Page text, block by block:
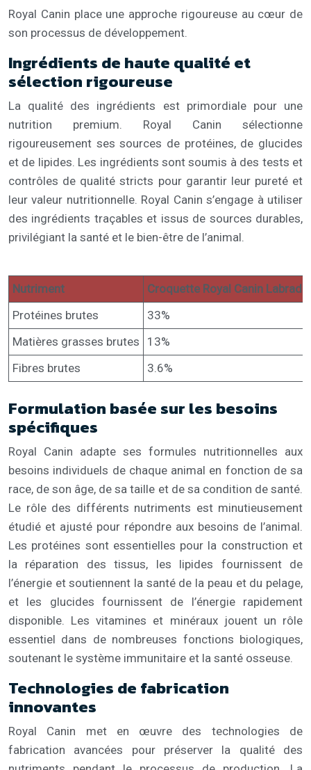
Royal Canin place une approche rigoureuse au cœur de
son processus de développement.
Ingrédients de haute qualité et
sélection rigoureuse
La qualité des ingrédients est primordiale pour une
nutrition premium. Royal Canin sélectionne
rigoureusement ses sources de protéines, de glucides
et de lipides. Les ingrédients sont soumis à des tests et
contrôles de qualité stricts pour garantir leur pureté et
leur valeur nutritionnelle. Royal Canin s’engage à utiliser
des ingrédients traçables et issus de sources durables,
privilégiant la santé et le bien-être de l’animal.
Nutriment
Croquette Royal Canin
Protéines brutes
33%
Matières grasses brutes
13%
Fibres brutes
3.6%
Formulation basée sur les besoins
spécifiques
Royal Canin adapte ses formules nutritionnelles aux
besoins individuels de chaque animal en fonction de sa
race, de son âge, de sa taille et de sa condition de santé.
Le rôle des différents nutriments est minutieusement
étudié et ajusté pour répondre aux besoins de l’animal.
Les protéines sont essentielles pour la construction et
la réparation des tissus, les lipides fournissent de
l’énergie et soutiennent la santé de la peau et du pelage,
et les glucides fournissent de l’énergie rapidement
disponible. Les vitamines et minéraux jouent un rôle
essentiel dans de nombreuses fonctions biologiques,
soutenant le système immunitaire et la santé osseuse.
Technologies de fabrication
innovantes
Royal Canin met en œuvre des technologies de
fabrication avancées pour préserver la qualité des